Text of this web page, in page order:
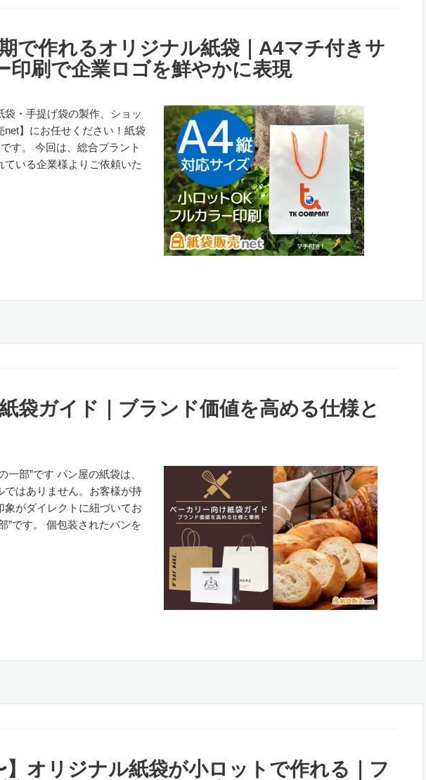
で作れるオリジナル紙袋｜A4マチ付きサ
印刷で企業ロゴを鮮やかに表現
袋・手提げ袋の製作、ショッ
】にお任せください！紙袋
す。 今回は、総合プラント
いる企業様よりご依頼いた
袋ガイド｜ブランド価値を高める仕様と
一部”です パン屋の紙袋は、
ではありません。お客様が持
象がダイレクトに紐づいてお
”です。 個包装されたパンを
】オリジナル紙袋が小ロットで作れる｜フ